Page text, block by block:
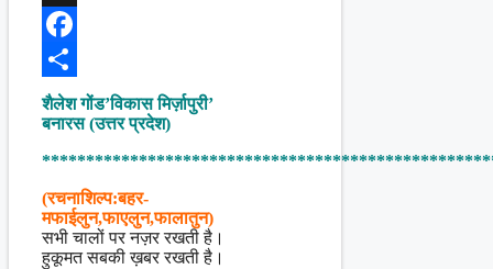
X
Facebook
Share
शैलेश गोंड’विकास मिर्ज़ापुरी’
बनारस (उत्तर प्रदेश)
(रचनाशिल्प:बहर-
मफाईलुन,फाएलुन,फालातुन)
सभी चालों पर नज़र रखती है।
हुकूमत सबकी ख़बर रखती है।